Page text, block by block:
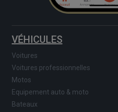
VÉHICULES
Voitures
Voitures professionnelles
Motos
Equipement auto & moto
Bateaux